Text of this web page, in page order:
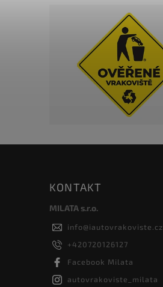
KONTAKT
MILATA s.r.o.
info@iautovrakoviste.cz
+420720126127
Facebook Milata
autovrakoviste_milata